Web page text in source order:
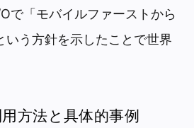
で「モバイルファーストから
いう方針を示したことで世界
方法と具体的事例